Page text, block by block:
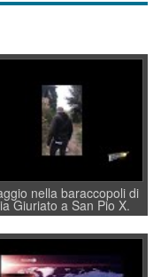
nella baraccopoli di
Giuriato a San Pio X.
ai Vicentini: “faremo
un regalo di Natale ai
residenti”